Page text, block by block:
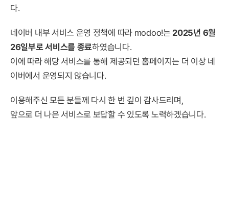
다.
네이버 내부 서비스 운영 정책에 따라 modoo!는 2025년 6월
26일부로 서비스를 종료하였습니다.
이에 따라 해당 서비스를 통해 제공되던 홈페이지는 더 이상 네
이버에서 운영되지 않습니다.
이용해주신 모든 분들께 다시 한 번 깊이 감사드리며,
앞으로 더 나은 서비스로 보답할 수 있도록 노력하겠습니다.